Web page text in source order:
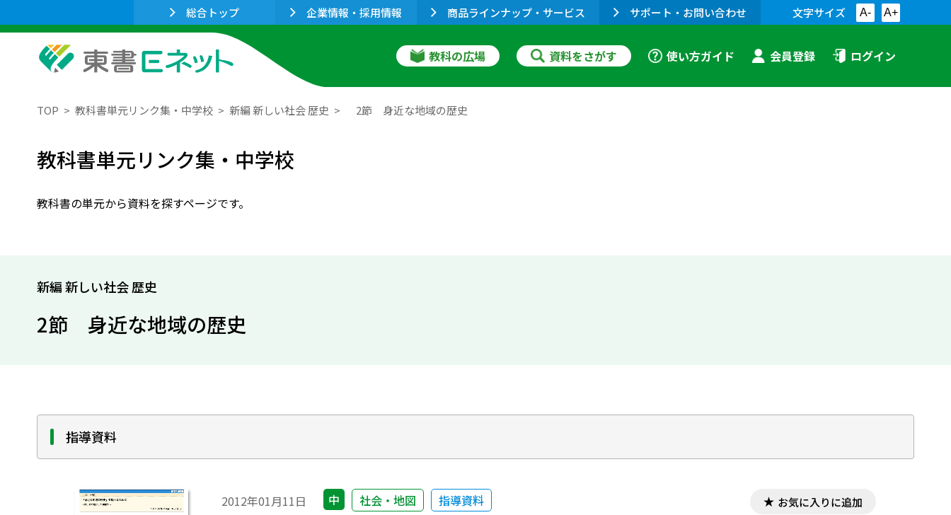
総合トップ 企業情報・採用情報 商品ラインナップ・サービス サポート・お問い合わせ 文字サイズ A- A+
教科の広場 資料をさがす 使い方ガイド 会員登録 ログイン
TOP 教科書単元リンク集・中学校 新編 新しい社会 歴史 2節 身近な地域の歴史
教科書単元リンク集・中学校
教科書の単元から資料を探すページです。
新編 新しい社会 歴史
2節 身近な地域の歴史
指導資料
2012年01月11日 中 社会・地図 指導資料 お気に入りに追加